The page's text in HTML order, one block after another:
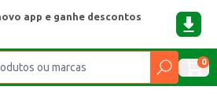
app e ganhe descontos
0